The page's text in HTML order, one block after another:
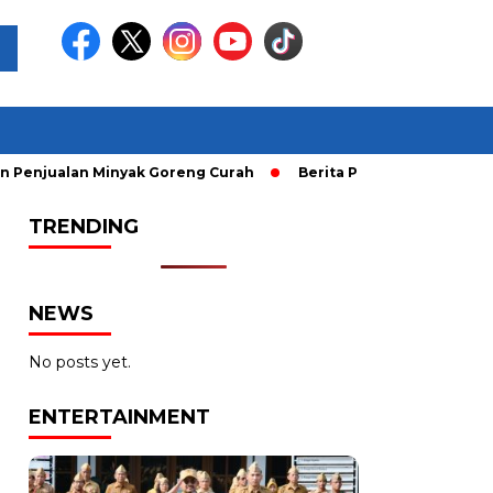
Minyak Goreng Curah Berita Populer: Uji Coba Gage ke
TRENDING
NEWS
No posts yet.
ENTERTAINMENT